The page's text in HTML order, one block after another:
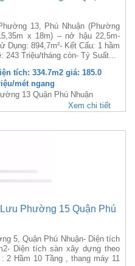
Lưu Phường 13 Quận
13, Phú Nhuận (Phường
x 18m) – nở hậu 22,5m-
243 Triệu/tháng còn- Tỷ Suất...
tích: 334.7m2 giá: 185.0
mét ngang
13 Quận Phú Nhuận
Xem chi tiết